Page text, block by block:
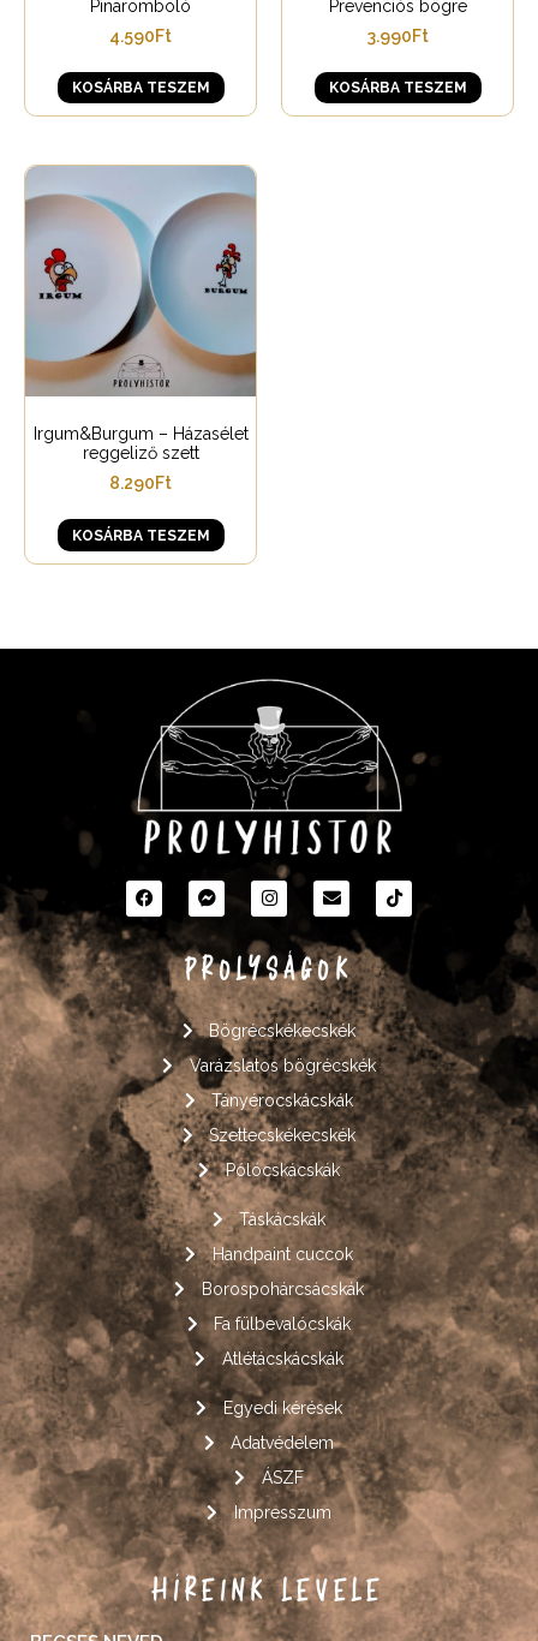
Pinaromboló
4.590Ft
KOSÁRBA TESZEM
Prevenciós bögre
3.990Ft
KOSÁRBA TESZEM
Irgum&Burgum – Házasélet
reggeliző szett
8.290Ft
KOSÁRBA TESZEM
PROLYSÁGOK
Bögrécskékecskék
Varázslatos bögrécskék
Tányérocskácskák
Szettecskékecskék
Pólócskácskák
Táskácskák
Handpaint cuccok
Borospohárcsácskák
Fa fülbevalócskák
Atlétácskácskák
Egyedi kérések
Adatvédelem
ÁSZF
Impresszum
HÍREINK LEVELE